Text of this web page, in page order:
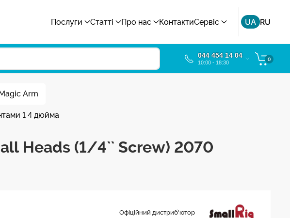
Послуги Статті Про нас КонтактиСервіс UA RU
044 454 14 04
10:00 - 18:30
0
Arm
1 4 дюйма
Heads (1/4`` Screw) 2070
Офіційний дистриб'ютор